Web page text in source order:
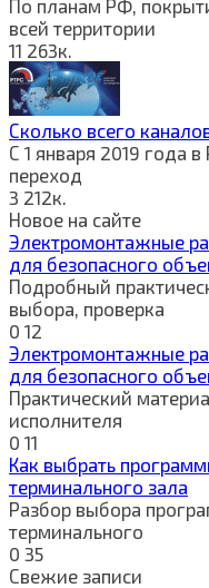
По планам РФ,
всей территории
11 263к.
Сколько всего
С 1 января 2019 года
переход
3 212к.
Новое на сайте
Электромонтажные
для безопасного
Подробный
выбора, проверка
0 12
Электромонтажные
для безопасного
Практический
исполнителя
0 11
Как выбрать
терминального зала
Разбор выбора
терминального
0 35
Свежие записи